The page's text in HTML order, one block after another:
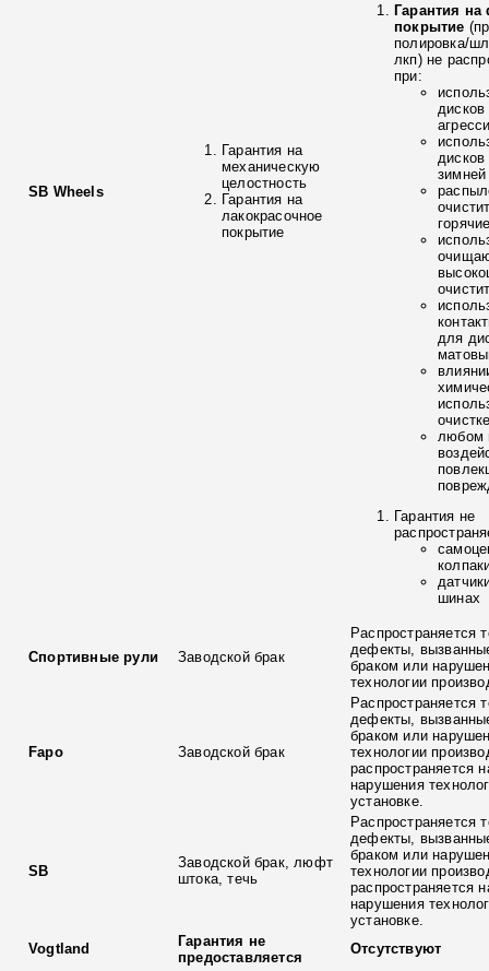
SB Wheels
Гарантия на
механическую
целостность
Гарантия на
лакокрасочное
покрытие
Гарантия
покрытие
полировка/
лкп) не
при:
зимней
для
любом
Гарантия не
шинах
Спортивные рули Заводской брак
Распространяется
дефекты,
браком или
технологии
Fapo Заводской брак
Распространяется
дефекты,
браком или
технологии
распространяется
нарушения
установке.
SB
Заводской брак, люфт
штока, течь
Распространяется
дефекты,
браком или
технологии
распространяется
нарушения
установке.
Vogtland
Гарантия не
предоставляется
Отсутствуют